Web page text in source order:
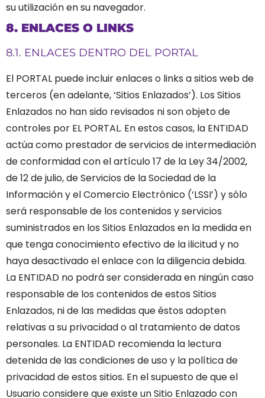
su utilización en su navegador.
8. ENLACES O LINKS
8.1. ENLACES DENTRO DEL PORTAL
El PORTAL puede incluir enlaces o links a sitios web de
terceros (en adelante, ‘Sitios Enlazados’). Los Sitios
Enlazados no han sido revisados ni son objeto de
controles por EL PORTAL. En estos casos, la ENTIDAD
actúa como prestador de servicios de intermediación
de conformidad con el artículo 17 de la Ley 34/2002,
de 12 de julio, de Servicios de la Sociedad de la
Información y el Comercio Electrónico (‘LSSI’) y sólo
será responsable de los contenidos y servicios
suministrados en los Sitios Enlazados en la medida en
que tenga conocimiento efectivo de la ilicitud y no
haya desactivado el enlace con la diligencia debida.
La ENTIDAD no podrá ser considerada en ningún caso
responsable de los contenidos de estos Sitios
Enlazados, ni de las medidas que éstos adopten
relativas a su privacidad o al tratamiento de datos
personales. La ENTIDAD recomienda la lectura
detenida de las condiciones de uso y la política de
privacidad de estos sitios. En el supuesto de que el
Usuario considere que existe un Sitio Enlazado con